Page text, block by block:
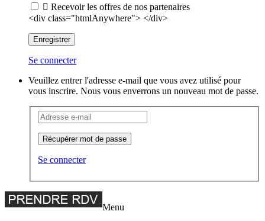
 Recevoir les offres de nos partenaires
<div class="htmlAnywhere"> </div>
Enregistrer
Se connecter
Veuillez entrer l'adresse e-mail que vous avez utilisé pour
vous inscrire. Nous vous enverrons un nouveau mot de passe.
Récupérer mot de passe
Se connecter
Menu